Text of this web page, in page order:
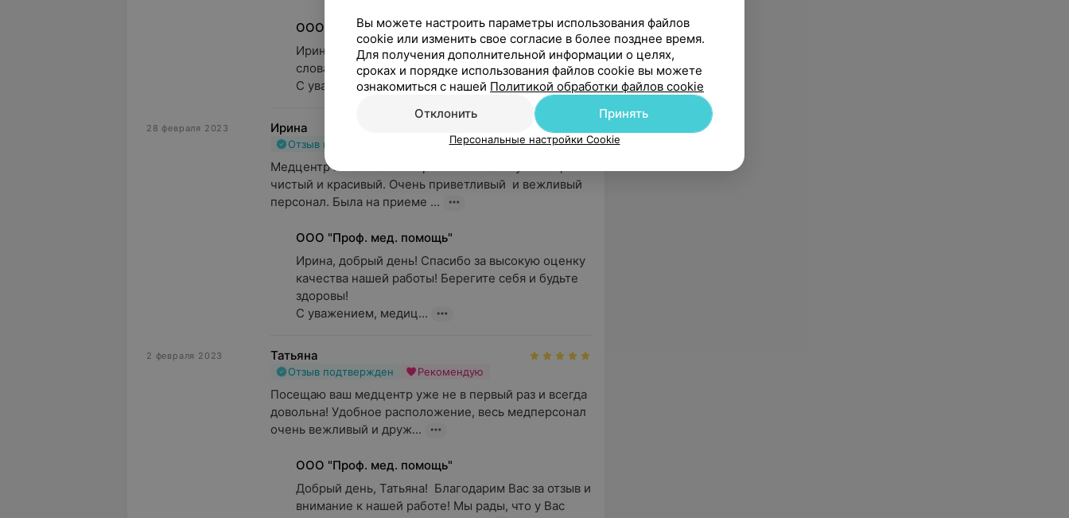
ООО "Проф мед. помощь"
Ирина, добрый день! Спасибо за время и теплые
слова в адрес специалиста! Здоровья Вам!
С уважением, медицинский центр "...
28 февраля 2023 Ирина
Отзыв подтвержден Рекомендую
Медцентр мне  очень понравился! Очень уютный,
чистый и красивый. Очень приветливый  и вежливый
персонал. Была на приеме ...
ООО "Проф. мед. помощь"
Ирина, добрый день! Спасибо за высокую оценку
качества нашей работы! Берегите себя и будьте
здоровы!
С уважением, медиц...
2 февраля 2023 Татьяна
Отзыв подтвержден Рекомендую
Посещаю ваш медцентр уже не в первый раз и всегда
довольна! Удобное расположение, весь медперсонал
очень вежливый и друж...
ООО "Проф. мед. помощь"
Добрый день, Татьяна!  Благодарим Вас за отзыв и
внимание к нашей работе! Мы рады, что у Вас
Вы можете настроить параметры использования файлов
cookie или изменить свое согласие в более позднее время.
Для получения дополнительной информации о целях,
сроках и порядке использования файлов cookie вы можете
ознакомиться с нашей Политикой обработки файлов cookie
Отклонить
Принять
Персональные настройки Cookie